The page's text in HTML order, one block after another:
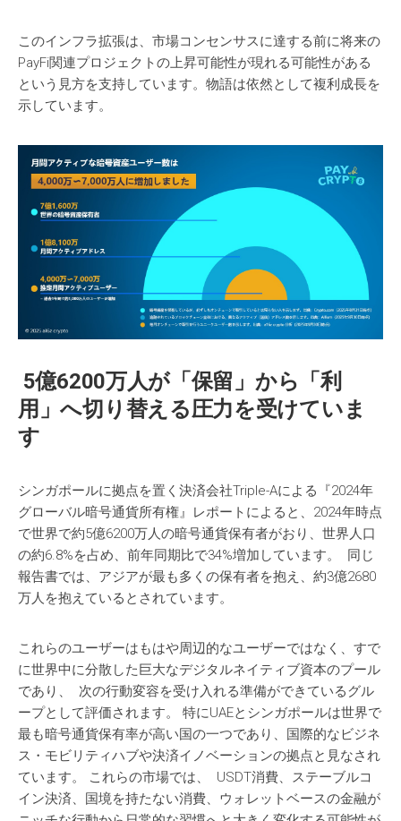
このインフラ拡張は、市場コンセンサスに達する前に将来の
PayFi関連プロジェクトの上昇可能性が現れる可能性がある
という見方を支持しています。物語は依然として複利成長を
示しています。
5億6200万人が「保留」 から 「利
用」へ切 り 替える圧力を受けていま
す
シンガポールに拠点を置く決済会社Triple-Aによる『2024年
グローバル暗号通貨所有権』レポートによると、2024年時点
で世界で約5億6200万人の暗号通貨保有者がおり、世界人口
の約6.8%を占め、前年同期比で34%増加しています。 同じ
報告書では、アジアが最も多くの保有者を抱え、約3億2680
万人を抱えているとされています。
これらのユーザーはもはや周辺的なユーザーではなく、すで
に世界中に分散した巨大なデジタルネイティブ資本のプール
であり、 次の行動変容を受け入れる準備ができているグル
ープとして評価されます。 特にUAEとシンガポールは世界で
最も暗号通貨保有率が高い国の一つであり、国際的なビジネ
ス・モビリティハブや決済イノベーションの拠点と見なされ
ています。 これらの市場では、 USDT消費、ステーブルコ
イン決済、国境を持たない消費、ウォレットベースの金融が